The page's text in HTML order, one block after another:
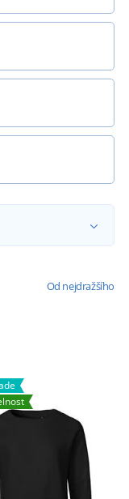
Od nejdražšího